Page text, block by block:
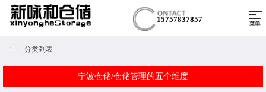
15757837857
分类列表
宁波仓储/仓储管理的五个维度